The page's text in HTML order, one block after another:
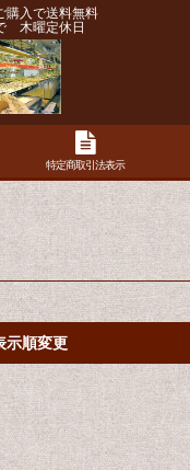
購入で送料無料
木曜定休日
特定商取引法表示
示順変更